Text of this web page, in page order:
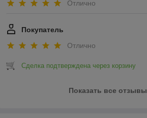
Отлично
Покупатель
Отлично
Сделка подтверждена через корзину
Показать все отзывы